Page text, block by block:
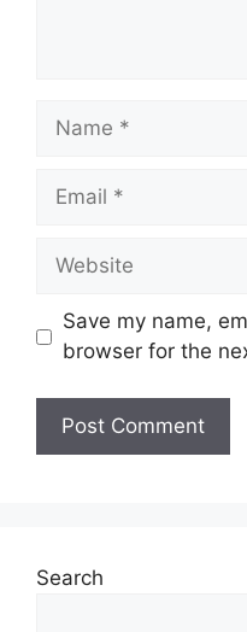
Name
Email
Website
Save my name,
browser for the
Search